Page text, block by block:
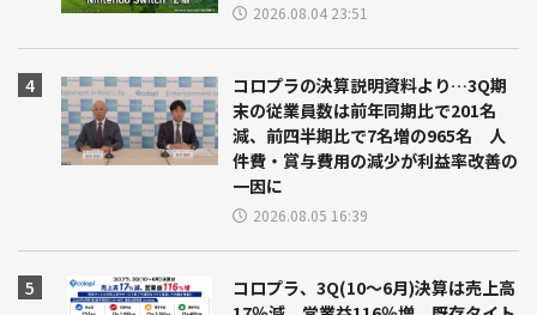
2026.08.04 23:51
コロプラの決算説明資料より…3Q期
末の従業員数は前年同期比で201名
減、前四半期比で7名増の965名 人
件費・賞与費用の減少が利益率改善の
一因に
2026.08.05 16:39
コロプラ、3Q(10～6月)決算は売上高